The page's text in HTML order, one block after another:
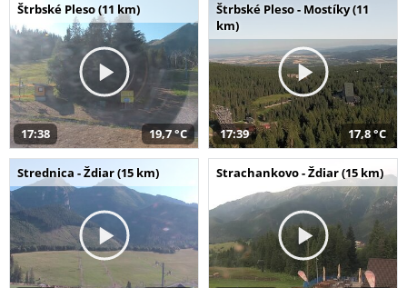
Štrbské Pleso (11 km)
17:38 19,7 °C
Štrbské Pleso - Mostíky (11
km)
17:39 17,8 °C
Strednica - Ždiar (15 km) Strachankovo - Ždiar (15 km)